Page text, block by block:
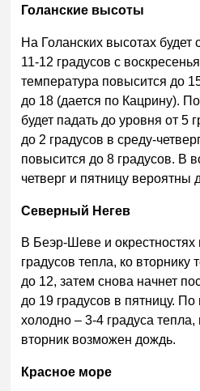
Голанские высоты
На Голанских высотах будет
11-12 градусов с
температура повысится до
до 18 (дается по Кацрину).
будет падать до уровня от 5
до 2 градусов в среду-
повысится до 8 градусов. В
четверг и пятницу вероятны
Северный Негев
В Беэр-Шеве и окрестностях
градусов тепла, ко вторнику
до 12, затем снова начнет
до 19 градусов в пятницу.
холодно – 3-4 градуса
вторник возможен дождь.
Красное море